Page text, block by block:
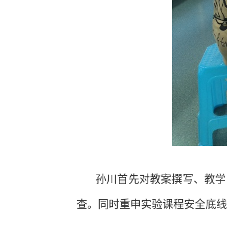
孙川首先对教案撰写、教
查。同时重申实验课程安全底